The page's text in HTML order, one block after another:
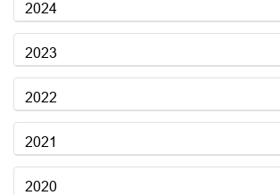
2024
2023
2022
2021
2020